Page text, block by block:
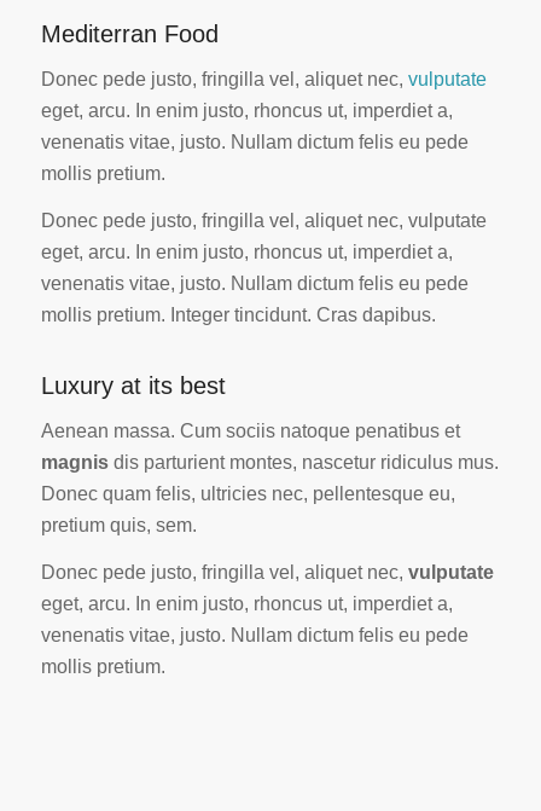
Mediterran Food
Donec pede justo, fringilla vel, aliquet nec, vulputate
eget, arcu. In enim justo, rhoncus ut, imperdiet a,
venenatis vitae, justo. Nullam dictum felis eu pede
mollis pretium.
Donec pede justo, fringilla vel, aliquet nec, vulputate
eget, arcu. In enim justo, rhoncus ut, imperdiet a,
venenatis vitae, justo. Nullam dictum felis eu pede
mollis pretium. Integer tincidunt. Cras dapibus.
Luxury at its best
Aenean massa. Cum sociis natoque penatibus et
magnisdis parturient montes, nascetur ridiculus mus.
Donec quam felis, ultricies nec, pellentesque eu,
pretium quis, sem.
Donec pede justo, fringilla vel, aliquet nec, vulputate
eget, arcu. In enim justo, rhoncus ut, imperdiet a,
venenatis vitae, justo. Nullam dictum felis eu pede
mollis pretium.